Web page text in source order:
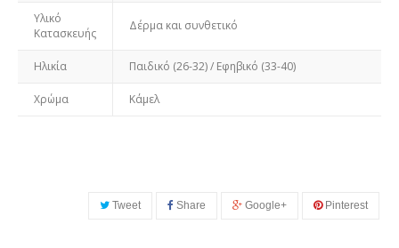
Υλικό
Κατασκευής
Δέρμα και συνθετικό
Ηλικία Παιδικό (26-32) / Εφηβικό (33-40)
Χρώμα Κάμελ
Tweet Share Google+ Pinterest